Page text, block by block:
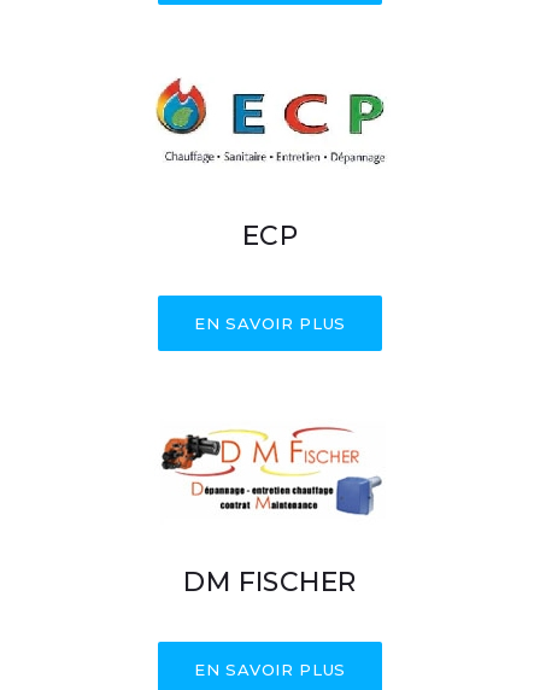
ECP
EN SAVOIR PLUS
DM FISCHER
EN SAVOIR PLUS